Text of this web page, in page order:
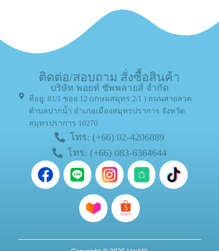
ติดต่อ/สอบถาม สั่งซื้อสินค้า
บริษัท พอยท์ ซัพพลายส์ จำกัด
ที่อยู่: 81/1 ซอย 12 (เกษมสมุทร 2/1 ) ถนนสายลวด
ตำบลปากน้ำ อำเภอเมืองสมุทรปราการ จังหวัด
สมุทรปราการ 10270
โทร: (+66) 02-4206889
โทร: (+66) 083-6364644